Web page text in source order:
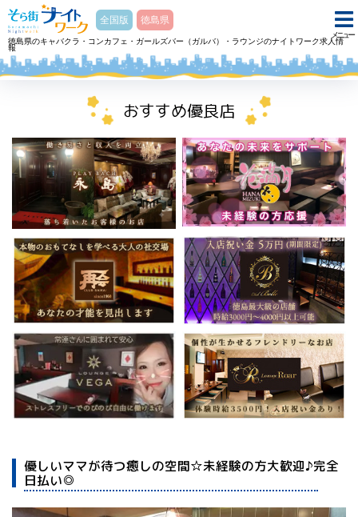
メニュー
そら街ナイトワーク
全国版
徳島県
徳島県のキャバクラ・コンカフェ・ガールズバー（ガルバ）・ラウンジのナイトワーク求人情
報
ホーム ラウンジ Lounge REPOSラウンジ ルポのアルバイト・求人
おすすめ優良店
優しいママが待つ癒しの空間☆未経験の方大歓迎♪完全
日払い◎